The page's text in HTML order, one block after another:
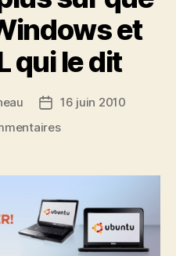
et
qui le dit
Date16 juin 2010
sur
plus
sûr
que
Microsoft
Windows